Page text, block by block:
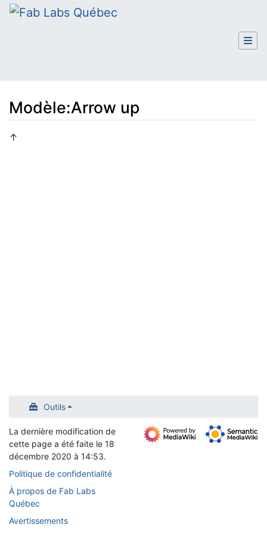
Modèle:Arrow up
Aller à :
↑
Outils
La dernière modification de
cette page a été faite le 18
décembre 2020 à 14:53.
Politique de confidentialité
À propos de Fab Labs
Québec
Avertissements